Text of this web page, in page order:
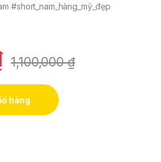
#short_nam_hàng_mỹ_đẹp
1,100,000₫
hàng